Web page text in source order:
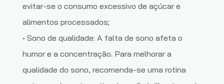
evitar-se o consumo excessivo de açúcar e
alimentos processados;
• Sono de qualidade: A falta de sono afeta o
humor e a concentração. Para melhorar a
qualidade do sono, recomenda-se uma rotina